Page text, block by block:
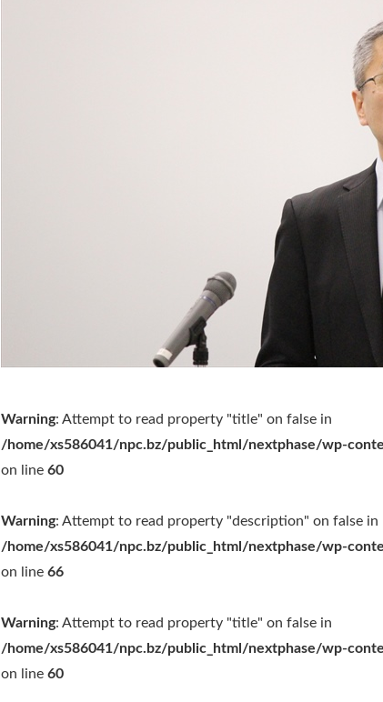
Warning: Attempt to read property "title" on false in
/home/xs586041/npc.bz/public_html/nextphase/wp-
on line 60
Warning: Attempt to read property "description" on false in
/home/xs586041/npc.bz/public_html/nextphase/wp-
on line 66
Warning: Attempt to read property "title" on false in
/home/xs586041/npc.bz/public_html/nextphase/wp-
on line 60